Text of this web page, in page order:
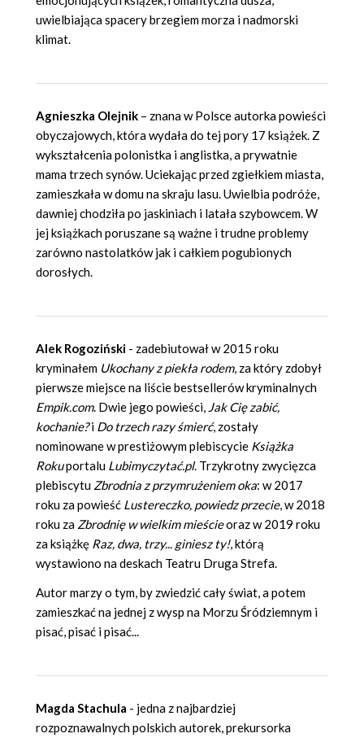
uwielbiająca spacery brzegiem morza i nadmorski
klimat.
Agnieszka Olejnik – znana w Polsce autorka powieści
obyczajowych, która wydała do tej pory 17 książek. Z
wykształcenia polonistka i anglistka, a prywatnie
mama trzech synów. Uciekając przed zgiełkiem miasta,
zamieszkała w domu na skraju lasu. Uwielbia podróże,
dawniej chodziła po jaskiniach i latała szybowcem. W
jej książkach poruszane są ważne i trudne problemy
zarówno nastolatków jak i całkiem pogubionych
dorosłych.
Alek Rogoziński - zadebiutował w 2015 roku
kryminałem Ukochany z piekła rodem, za który zdobył
pierwsze miejsce na liście bestsellerów kryminalnych
Empik.com. Dwie jego powieści, Jak Cię zabić,
kochanie?i Do trzech razy śmierć, zostały
nominowane w prestiżowym plebiscycie Książka
Rokuportalu Lubimyczytać.pl. Trzykrotny zwycięzca
plebiscytu Zbrodnia z przymrużeniem oka: w 2017
roku za powieść Lustereczko, powiedz przecie, w 2018
roku za Zbrodnię w wielkim mieścieoraz w 2019 roku
za książkę Raz, dwa, trzy... giniesz ty!, którą
wystawiono na deskach Teatru Druga Strefa.
Autor marzy o tym, by zwiedzić cały świat, a potem
zamieszkać na jednej z wysp na Morzu Śródziemnym i
pisać, pisać i pisać...
Magda Stachula - jedna z najbardziej
rozpoznawalnych polskich autorek, prekursorka